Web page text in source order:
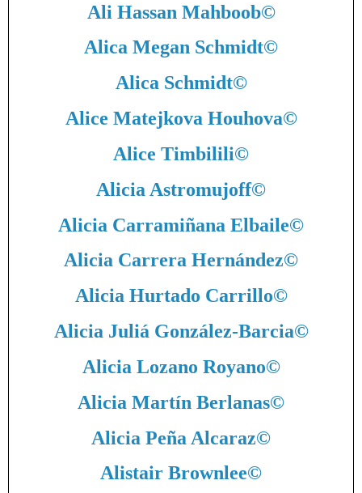
Ali Hassan Mahboob©
Alica Megan Schmidt©
Alica Schmidt©
Alice Matejkova Houhova©
Alice Timbilili©
Alicia Astromujoff©
Alicia Carramiñana Elbaile©
Alicia Carrera Hernández©
Alicia Hurtado Carrillo©
Alicia Juliá González-Barcia©
Alicia Lozano Royano©
Alicia Martín Berlanas©
Alicia Peña Alcaraz©
Alistair Brownlee©